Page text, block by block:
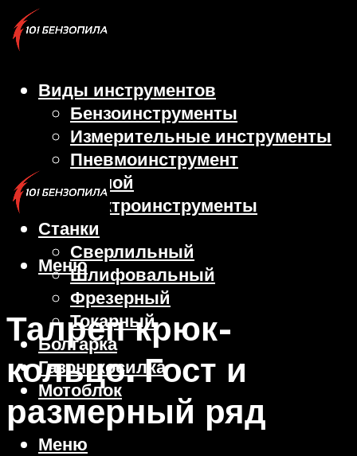
Виды инструментов
Бензоинструменты
Измерительные инструменты
Пневмоинструмент
Ручной
Электроинструменты
Станки
Сверлильный
Шлифовальный
Фрезерный
Токарный
Болгарка
Газонокосилка
Мотоблок
Меню
Меню
Талреп крюк-
кольцо. Гост и
размерный ряд